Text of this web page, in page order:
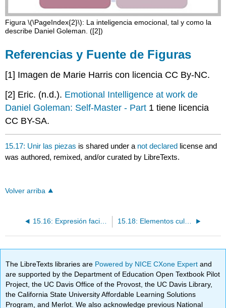
Figura \(\PageIndex{2}\): La inteligencia emocional, tal y como la
describe Daniel Goleman. ([2])
Referencias y Fuente de Figuras
[1] Imagen de Marie Harris con licencia CC By-NC.
[2] Eric. (n.d.). Emotional Intelligence at work de
Daniel Goleman: Self-Master - Part 1 tiene licencia
CC BY-SA.
15.17: Unir las piezas is shared under a not declared license and
was authored, remixed, and/or curated by LibreTexts.
Volver arriba
15.16: Expresión facial y reconocimiento de las emociones 15.18: Elementos culturales del desarrollo emocional
The LibreTexts libraries are Powered by NICE CXone Expertand
are supported by the Department of Education Open Textbook Pilot
Project, the UC Davis Office of the Provost, the UC Davis Library,
the California State University Affordable Learning Solutions
Program, and Merlot. We also acknowledge previous National